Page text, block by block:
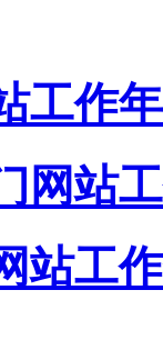
工作
网站
站工